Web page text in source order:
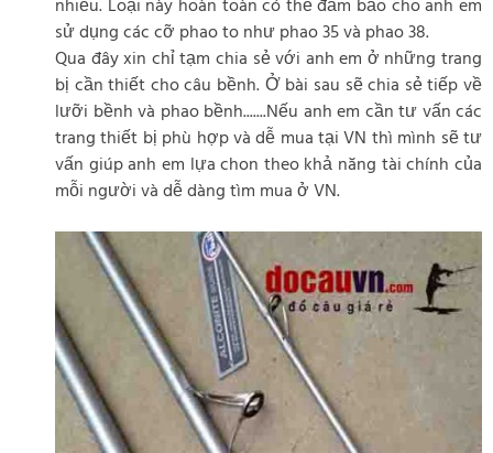
nhiều. Loại này hoàn toàn có thể đảm bảo cho anh em
sử dụng các cỡ phao to như phao 35 và phao 38.
Qua đây xin chỉ tạm chia sẻ với anh em ở những trang
bị cần thiết cho câu bềnh. Ở bài sau sẽ chia sẻ tiếp về
lưỡi bềnh và phao bềnh.......Nếu anh em cần tư vấn các
trang thiết bị phù hợp và dễ mua tại VN thì mình sẽ tư
vấn giúp anh em lựa chon theo khả năng tài chính của
mỗi người và dễ dàng tìm mua ở VN.